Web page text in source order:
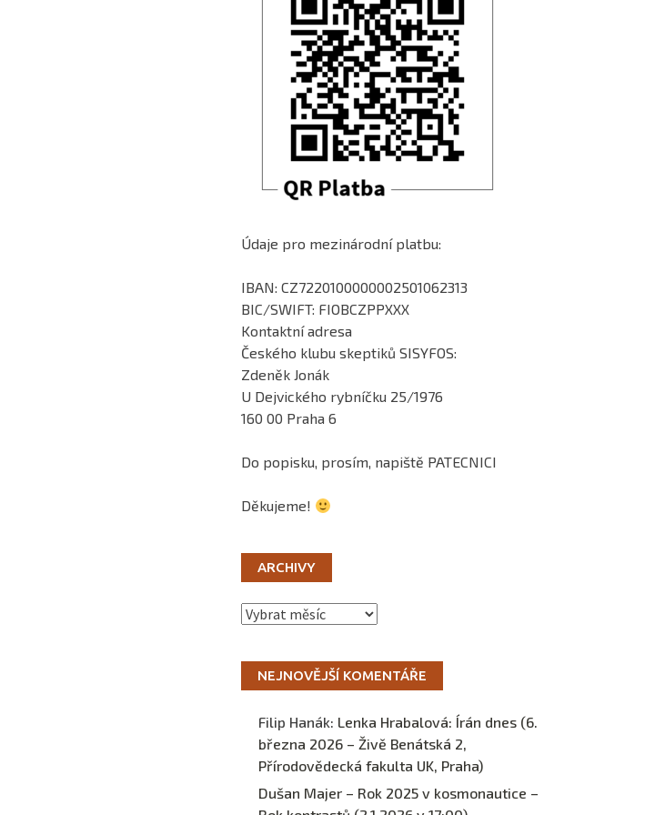
Údaje pro mezinárodní platbu:
IBAN: CZ7220100000002501062313
BIC/SWIFT: FIOBCZPPXXX
Kontaktní adresa
Českého klubu skeptiků SISYFOS:
Zdeněk Jonák
U Dejvického rybníčku 25/1976
160 00 Praha 6
Do popisku, prosím, napiště PATECNICI
Děkujeme!
ARCHIVY
Archivy
NEJNOVĚJŠÍ KOMENTÁŘE
Filip Hanák: Lenka Hrabalová: Írán dnes (6.
března 2026 – Živě Benátská 2,
Přírodovědecká fakulta UK, Praha)
Dušan Majer – Rok 2025 v kosmonautice –